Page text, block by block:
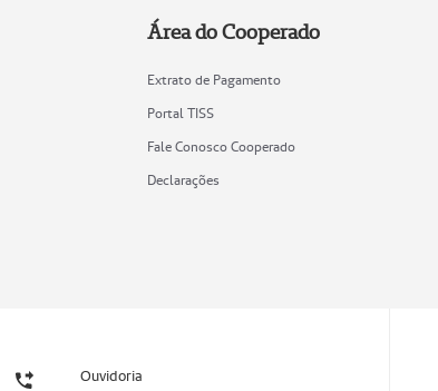
Área do Cooperado
Extrato de Pagamento
Portal TISS
Fale Conosco Cooperado
Declarações
Ouvidoria